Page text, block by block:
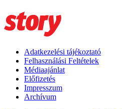
Adatkezelési tájékoztató
Felhasználási Feltételek
Médiaajánlat
Előfizetés
Impresszum
Archívum